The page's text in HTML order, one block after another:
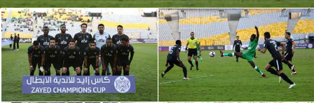
أمريكا 2026
الدوري المصري
الدوري الإنجليزي الممتاز